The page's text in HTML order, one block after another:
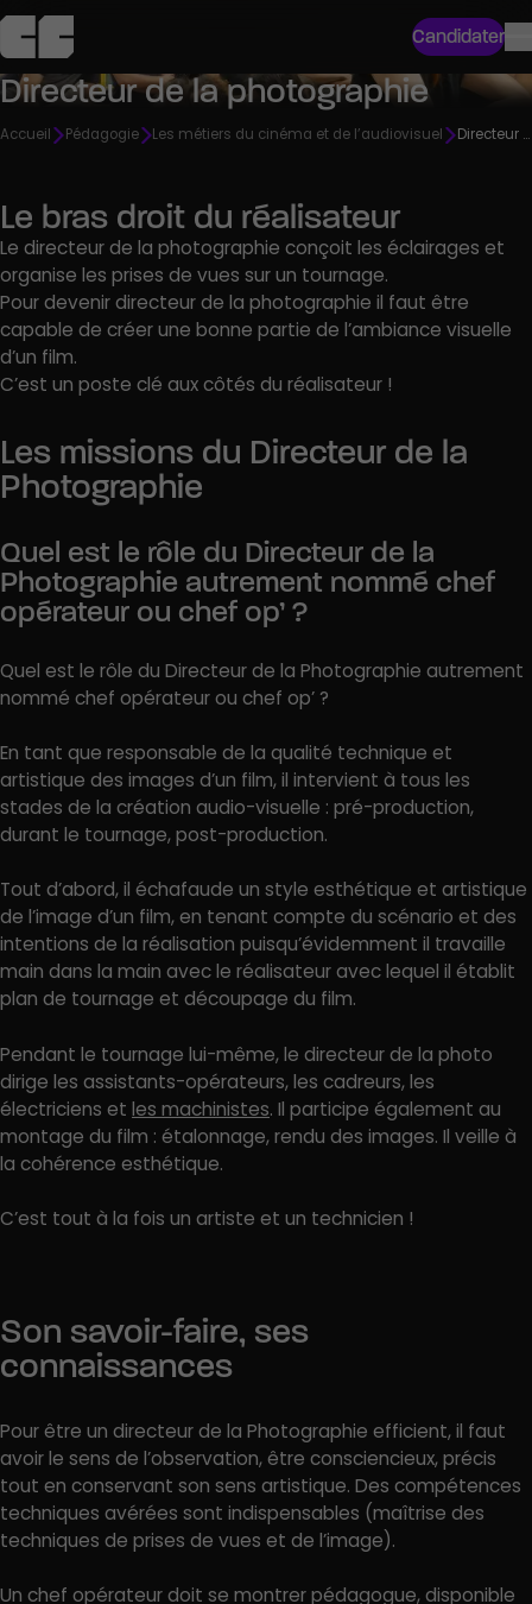
Candidater
Directeur de la photographie
Accueil Pédagogie Les métiers du cinéma et de l’audiovisuel Directeur de la photographie
Le bras droit du réalisateur
Le directeur de la photographie conçoit les éclairages et
organise les prises de vues sur un tournage.
Pour devenir directeur de la photographie il faut être
capable de créer une bonne partie de l’ambiance visuelle
d’un film.
C’est un poste clé aux côtés du réalisateur !
Les missions du Directeur de la
Photographie
Quel est le rôle du Directeur de la
Photographie autrement nommé chef
opérateur ou chef op’ ?
Quel est le rôle du Directeur de la Photographie autrement
nommé chef opérateur ou chef op’ ?
En tant que responsable de la qualité technique et
artistique des images d’un film, il intervient à tous les
stades de la création audio-visuelle : pré-production,
durant le tournage, post-production.
Tout d’abord, il échafaude un style esthétique et artistique
de l’image d’un film, en tenant compte du scénario et des
intentions de la réalisation puisqu’évidemment il travaille
main dans la main avec le réalisateur avec lequel il établit
plan de tournage et découpage du film.
Pendant le tournage lui-même, le directeur de la photo
dirige les assistants-opérateurs, les cadreurs, les
électriciens et les machinistes. Il participe également au
montage du film : étalonnage, rendu des images. Il veille à
la cohérence esthétique.
C’est tout à la fois un artiste et un technicien !
Son savoir-faire, ses
connaissances
Pour être un directeur de la Photographie efficient, il faut
avoir le sens de l’observation, être consciencieux, précis
tout en conservant son sens artistique. Des compétences
techniques avérées sont indispensables (maîtrise des
techniques de prises de vues et de l’image).
Un chef opérateur doit se montrer pédagogue, disponible